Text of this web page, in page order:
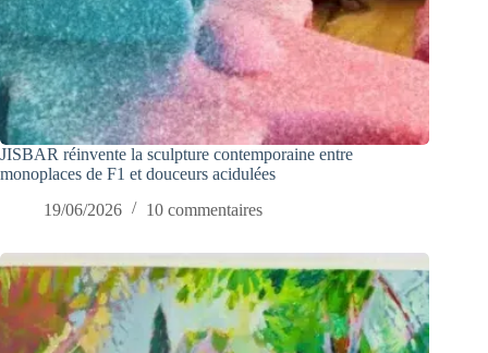
JISBAR réinvente la sculpture contemporaine entre
monoplaces de F1 et douceurs acidulées
19/06/2026
10 commentaires